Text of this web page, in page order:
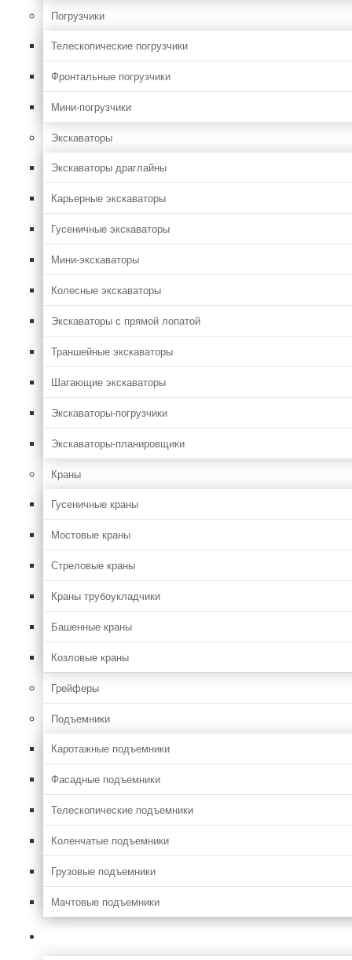
Погрузчики
Телескопические погрузчики
Фронтальные погрузчики
Мини-погрузчики
Экскаваторы
Экскаваторы драглайны
Карьерные экскаваторы
Гусеничные экскаваторы
Мини-экскаваторы
Колесные экскаваторы
Экскаваторы с прямой лопатой
Траншейные экскаваторы
Шагающие экскаваторы
Экскаваторы-погрузчики
Экскаваторы-планировщики
Краны
Гусеничные краны
Мостовые краны
Стреловые краны
Краны трубоукладчики
Башенные краны
Козловые краны
Грейферы
Подъемники
Каротажные подъемники
Фасадные подъемники
Телескопические подъемники
Коленчатые подъемники
Грузовые подъемники
Мачтовые подъемники